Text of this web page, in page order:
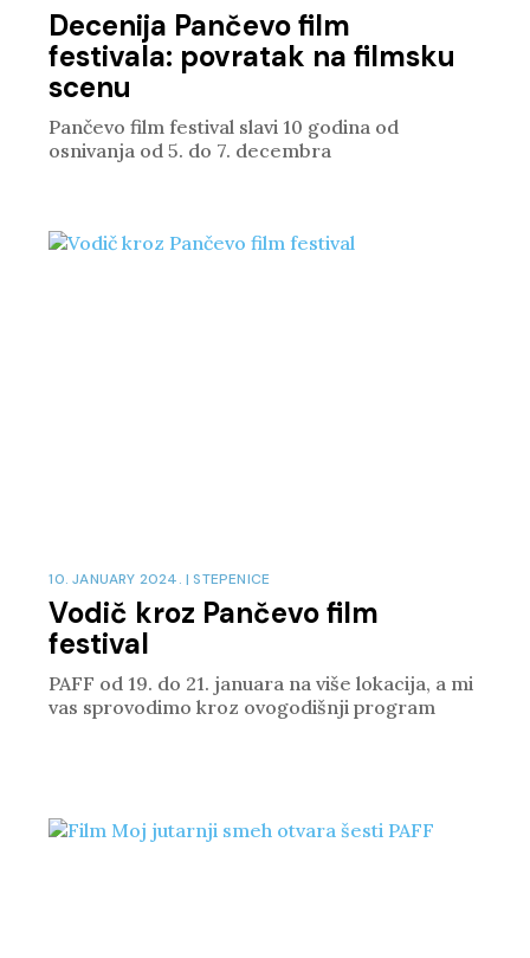
Decenija Pančevo film
festivala: povratak na filmsku
scenu
Pančevo film festival slavi 10 godina od
osnivanja od 5. do 7. decembra
Vodič kroz Pančevo film
festival
10. JANUARY 2024. | STEPENICE
PAFF od 19. do 21. januara na više lokacija, a mi
vas sprovodimo kroz ovogodišnji program